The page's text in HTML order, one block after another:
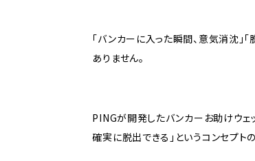
「バンカーに入った瞬間、意気消沈」
ありません。
PINGが開発したバンカーお助けウェ
確実に脱出できる」というコンセプ